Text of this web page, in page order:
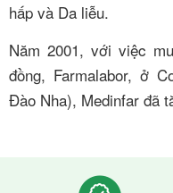
hấp và Da liễu.
Năm 2001, với việc
đồng, Farmalabor, ở
Đào Nha), Medinfar đã